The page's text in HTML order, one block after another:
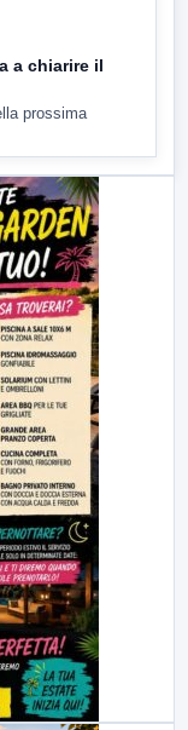
a chiarire il
prossima